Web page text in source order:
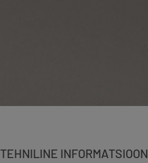
TEHNILINE INFORMATSIOON